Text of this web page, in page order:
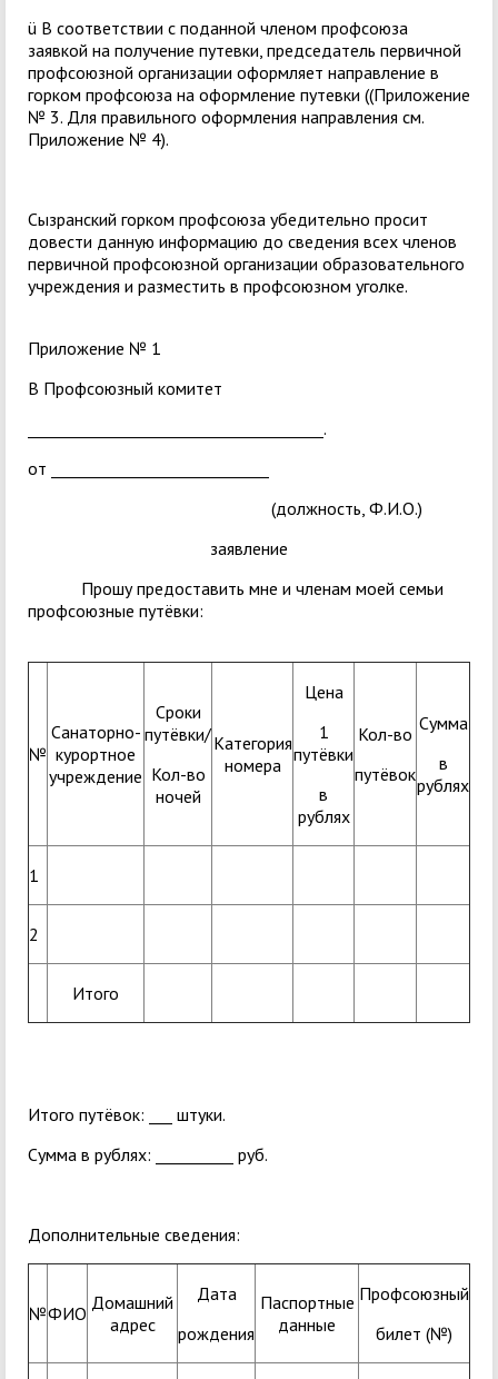
ü В соответствии с поданной членом профсоюза
заявкой на получение путевки, председатель первичной
профсоюзной организации оформляет направление в
горком профсоюза на оформление путевки ((Приложение
№ 3. Для правильного оформления направления см.
Приложение № 4).
Сызранский горком профсоюза убедительно просит
довести данную информацию до сведения всех членов
первичной профсоюзной организации образовательного
учреждения и разместить в профсоюзном уголке.
Приложение № 1
В Профсоюзный комитет
______________________________________.
от ____________________________
(должность, Ф.И.О.)
заявление
Прошу предоставить мне и членам моей семьи
профсоюзные путёвки:
№
Санаторно-
курортное
учреждение
Сроки
путёвки/
Кол-во
ночей
Категория
номера
Цена
1
путёвки
в
рублях
Кол-во
путёвок
Сумма
в
рублях
1
2
Итого
Итого путёвок: ___ штуки.
Сумма в рублях: __________ руб.
Дополнительные сведения:
№ФИО Домашний
адрес
Дата
рождения
Паспортные
данные
Профсоюзный
билет (№)